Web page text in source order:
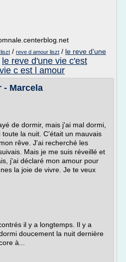
/ reve d amour liszt / le reve d'une
le reve d'une vie c'est
c est l amour
- Marcela
de dormir, mais j'ai mal dormi,
la nuit. C'était un mauvais
rêve. J'ai recherché les
Mais je me suis réveillé et
j'ai déclaré mon amour pour
la joie de vivre. Je te veux
il y a longtemps. Il y a
doucement la nuit dernière
à...